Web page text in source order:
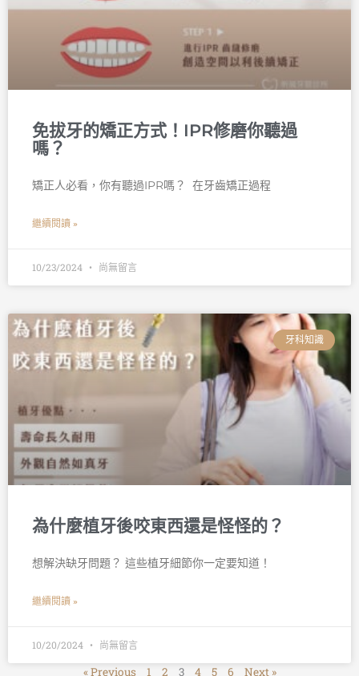
免拔牙的矯正方式！IPR修磨你聽過
嗎？
矯正人必看，你有聽過IPR嗎？ 󠀠 在牙齒矯正過程
繼續閱讀 »
10/23/2024 尚無留言
牙科知識
為什麼植牙後咬東西還是怪怪的？
想解決缺牙問題？ 這些植牙細節你一定要知道！ 󠀠
繼續閱讀 »
10/20/2024 尚無留言
« Previous 1 2 3 4 5 6 Next »